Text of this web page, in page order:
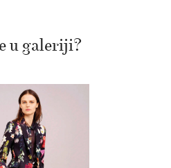
u galeriji?